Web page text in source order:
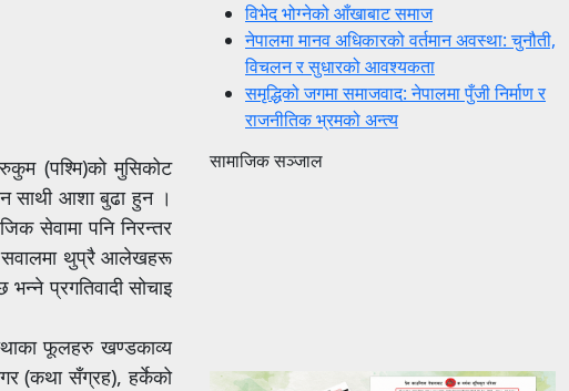
(पश्मि)को मुसिकोट
साथी आशा बुढा हुन ।
सेवामा पनि निरन्तर
सवालमा थुप्रै आलेखहरू
प्रगतिवादी सोचाइ
फूलहरु खण्डकाव्य
(कथा सँग्रह), हर्केको
विभेद भोग्नेको आँखाबाट समाज
नेपालमा मानव अधिकारको वर्तमान अवस्था: चुनौती,
विचलन र सुधारको आवश्यकता
समृद्धिको जगमा समाजवाद: नेपालमा पुँजी निर्माण र
राजनीतिक भ्रमको अन्त्य
सामाजिक सञ्जाल